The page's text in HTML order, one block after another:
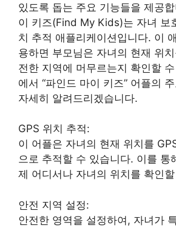
있도록 돕는 주요 기능들을 제공
이 키즈(Find My Kids)는 자녀 보
치 추적 애플리케이션입니다. 이
용하면 부모님은 자녀의 현재 위
전한 지역에 머무르는지 확인할
에서 “파인드 마이 키즈” 어플의
자세히 알려드리겠습니다.
GPS 위치 추적:
이 어플은 자녀의 현재 위치를
으로 추적할 수 있습니다. 이를 통
제 어디서나 자녀의 위치를 확인
안전 지역 설정:
안전한 영역을 설정하여, 자녀가